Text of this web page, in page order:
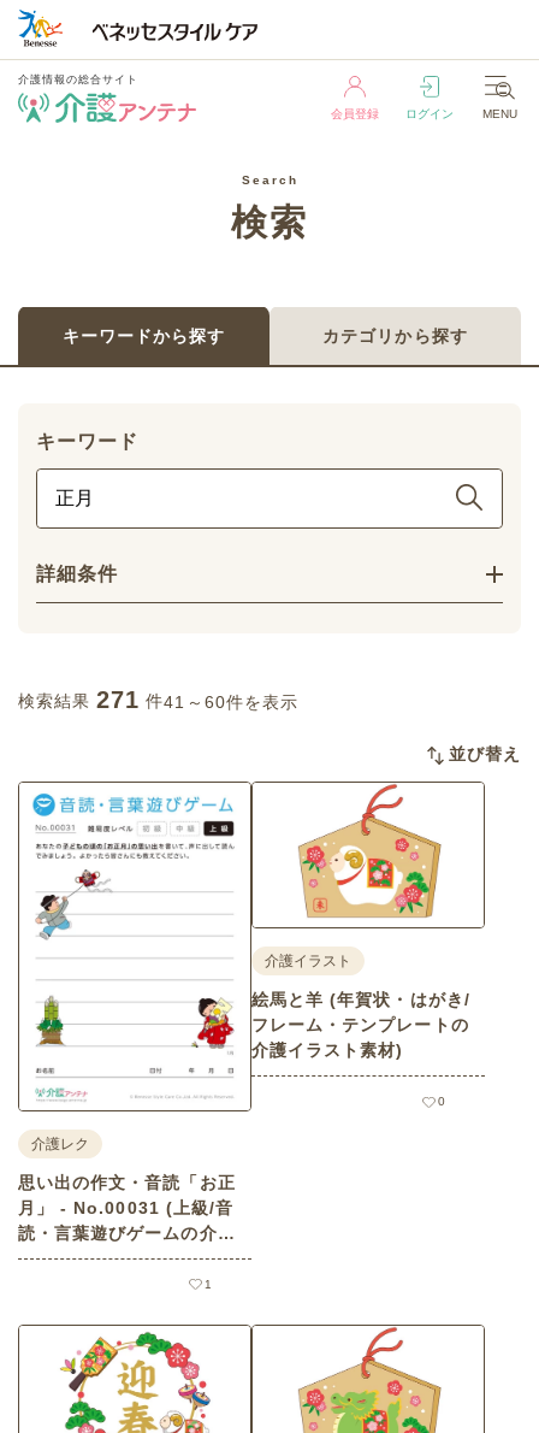
介護情報の総合サイト
会員登録 ログイン MENU
Search
検索
キーワードから探す カテゴリから探す
キーワード
詳細条件
検索結果 271 件41～60件を表示
並び替え
介護レク
思い出の作文・音読「お正
月」 - No.00031 (上級/音
読・言葉遊びゲームの介護
レク素材)
1
介護イラスト
絵馬と羊 (年賀状・はがき/
フレーム・テンプレートの
介護イラスト素材)
0